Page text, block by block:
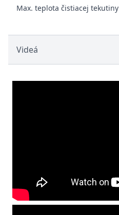
Max. teplota čistiacej tekutiny
Videá